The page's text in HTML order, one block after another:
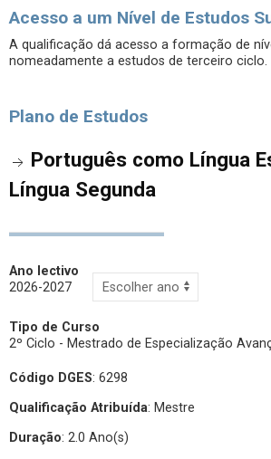
Acesso a um Nível de Estudos
A qualificação dá acesso a formação de
nomeadamente a estudos de terceiro ciclo.
Plano de Estudos
Português como Língua
Língua Segunda
Ano lectivo
2026-2027
Tipo de Curso
2º Ciclo - Mestrado de Especialização
Código DGES: 6298
Qualificação Atribuída: Mestre
Duração: 2.0 Ano(s)